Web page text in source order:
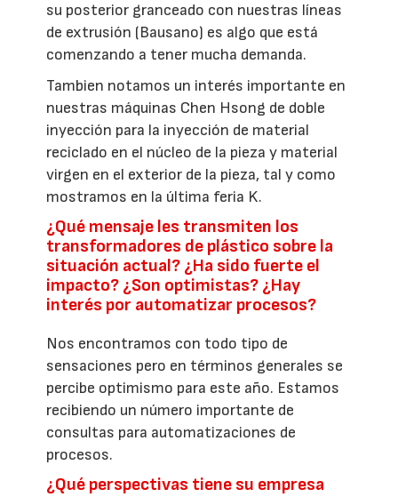
su posterior granceado con nuestras líneas
de extrusión (Bausano) es algo que está
comenzando a tener mucha demanda.
Tambien notamos un interés importante en
nuestras máquinas Chen Hsong de doble
inyección para la inyección de material
reciclado en el núcleo de la pieza y material
virgen en el exterior de la pieza, tal y como
mostramos en la última feria K.
¿Qué mensaje les transmiten los
transformadores de plástico sobre la
situación actual? ¿Ha sido fuerte el
impacto? ¿Son optimistas? ¿Hay
interés por automatizar procesos?
Nos encontramos con todo tipo de
sensaciones pero en términos generales se
percibe optimismo para este año. Estamos
recibiendo un número importante de
consultas para automatizaciones de
procesos.
¿Qué perspectivas tiene su empresa